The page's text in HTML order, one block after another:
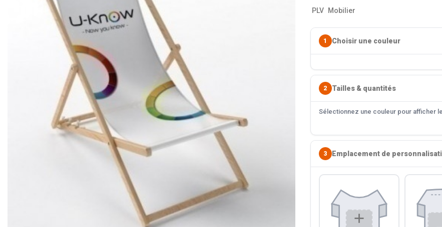
PLV Mobilier
1 Choisir une couleur
2 Tailles & quantités
Sélectionnez une couleur pour afficher
3 Emplacement de